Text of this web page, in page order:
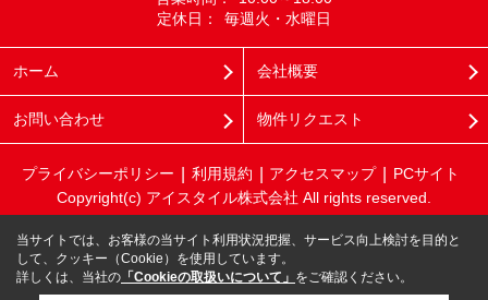
定休日：
毎週火・水曜日
ホーム 会社概要
お問い合わせ 物件リクエスト
プライバシーポリシー 利用規約 アクセスマップ
PCサイト
Copyright(c) アイスタイル株式会社 All rights reserved.
当サイトでは、お客様の当サイト利用状況把握、サービス向上検討を目的と
して、クッキー（Cookie）を使用しています。
詳しくは、当社の 「Cookieの取扱いについて」 をご確認ください。